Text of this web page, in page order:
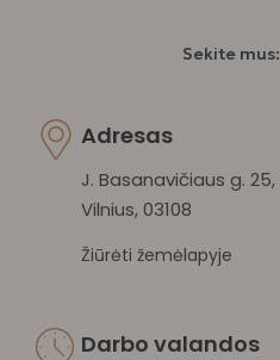
Sekite mus:
Adresas
J. Basanavičiaus g. 25,
Vilnius, 03108
Žiūrėti žemėlapyje
Darbo valandos